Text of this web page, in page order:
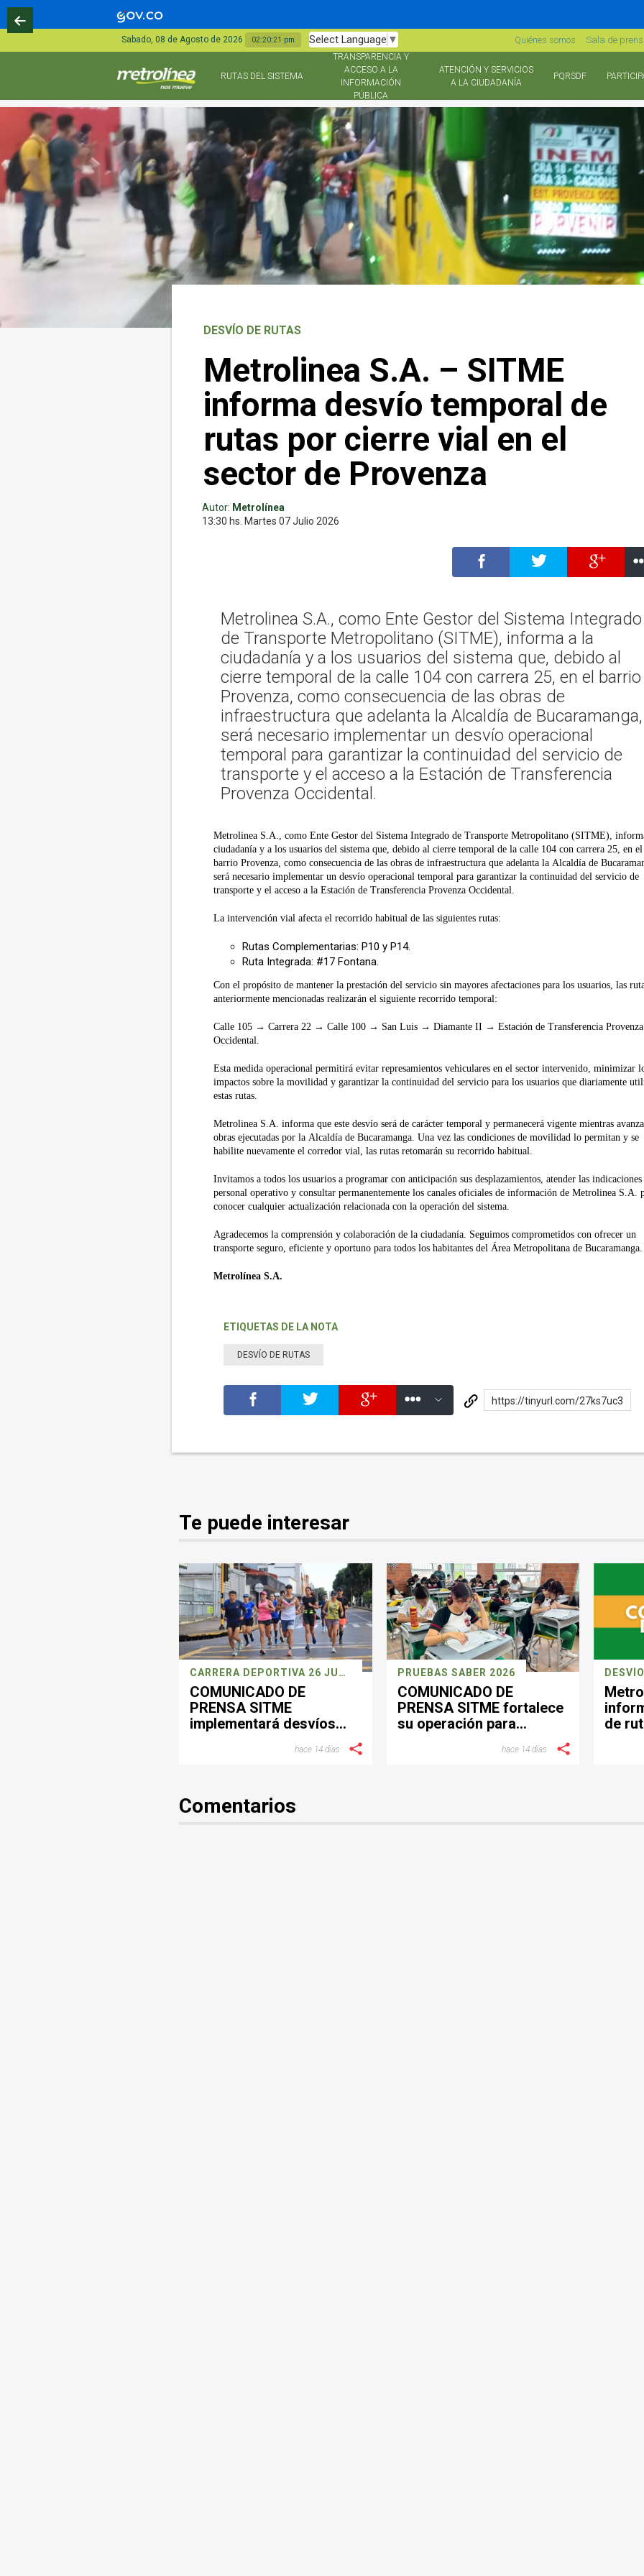
Sabado, 08 de Agosto de 2026 02:20:23 pm Select Language ▼ Quiénes somos Sala de
RUTAS DEL SISTEMA
TRANSPARENCIA Y
ACCESO A LA
INFORMACIÓN
PÚBLICA
ATENCIÓN Y SERVICIOS
A LA CIUDADANÍA
PQRSDF
DESVÍO DE RUTAS
Metrolinea S.A. – SITME
informa desvío temporal de
rutas por cierre vial en el
sector de Provenza
Autor: Metrolínea
13:30 hs. Martes 07 Julio 2026
Metrolinea S.A., como Ente Gestor del Sistema Integrado
de Transporte Metropolitano (SITME), informa a la
ciudadanía y a los usuarios del sistema que, debido al
cierre temporal de la calle 104 con carrera 25, en el barrio
Provenza, como consecuencia de las obras de
infraestructura que adelanta la Alcaldía de Bucaramanga,
será necesario implementar un desvío operacional
temporal para garantizar la continuidad del servicio de
transporte y el acceso a la Estación de Transferencia
Provenza Occidental.
Metrolinea S.A., como Ente Gestor del Sistema Integrado de Transporte Metropolitano (SITME),
ciudadanía y a los usuarios del sistema que, debido al cierre temporal de la calle 104 con carrera 25, en el
barrio Provenza, como consecuencia de las obras de infraestructura que adelanta la Alcaldía de
será necesario implementar un desvío operacional temporal para garantizar la continuidad del servicio de
transporte y el acceso a la Estación de Transferencia Provenza Occidental.
La intervención vial afecta el recorrido habitual de las siguientes rutas:
Rutas Complementarias: P10 y P14.
Ruta Integrada: #17 Fontana.
Con el propósito de mantener la prestación del servicio sin mayores afectaciones para los usuarios, las
anteriormente mencionadas realizarán el siguiente recorrido temporal:
Calle 105 → Carrera 22 → Calle 100 → San Luis → Diamante II → Estación de Transferencia Provenza
Occidental.
Esta medida operacional permitirá evitar represamientos vehiculares en el sector intervenido, minimizar
impactos sobre la movilidad y garantizar la continuidad del servicio para los usuarios que diariamente
estas rutas.
Metrolinea S.A. informa que este desvío será de carácter temporal y permanecerá vigente mientras
obras ejecutadas por la Alcaldía de Bucaramanga. Una vez las condiciones de movilidad lo permitan y se
habilite nuevamente el corredor vial, las rutas retomarán su recorrido habitual.
Invitamos a todos los usuarios a programar con anticipación sus desplazamientos, atender las indicaciones
personal operativo y consultar permanentemente los canales oficiales de información de Metrolinea S.A.
conocer cualquier actualización relacionada con la operación del sistema.
Agradecemos la comprensión y colaboración de la ciudadanía. Seguimos comprometidos con ofrecer un
transporte seguro, eficiente y oportuno para todos los habitantes del Área Metropolitana de Bucaramanga.
Metrolínea S.A.
ETIQUETAS DE LA NOTA
DESVÍO DE RUTAS
https://tinyurl.com/27ks7uc3
Te puede interesar
CARRERA DEPORTIVA 26 JULIO
COMUNICADO DE
PRENSA SITME
implementará desvíos
domingo por jornada
hace 14 días
PRUEBAS SABER 2026
COMUNICADO DE
PRENSA SITME fortalece
su operación para
durante la jornada de las
hace 14 días
de
Comentarios